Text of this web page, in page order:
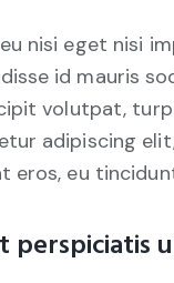
nisi eget nisi
id mauris
volutpat,
adipiscing
eros, eu
perspiciatis